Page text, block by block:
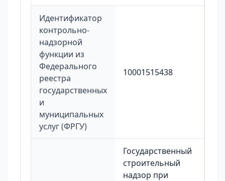
Идентификатор
контрольно-
надзорной
функции из
Федерального
реестра
государственных
и
муниципальных
услуг (ФРГУ)
10001515438
Государственный
строительный
надзор при